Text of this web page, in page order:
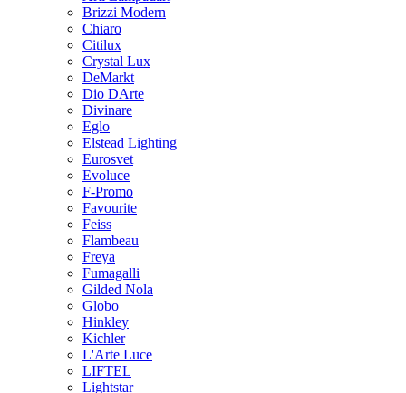
Brizzi Modern
Chiaro
Citilux
Crystal Lux
DeMarkt
Dio DArte
Divinare
Eglo
Elstead Lighting
Eurosvet
Evoluce
F-Promo
Favourite
Feiss
Flambeau
Freya
Fumagalli
Gilded Nola
Globo
Hinkley
Kichler
L'Arte Luce
LIFTEL
Lightstar